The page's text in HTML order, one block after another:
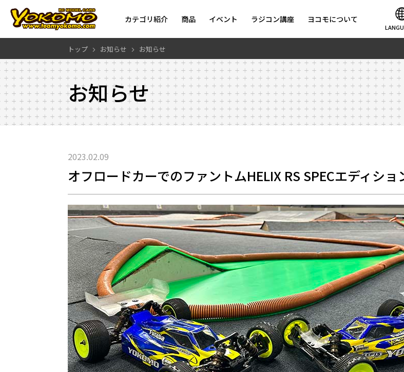
カテゴリ紹介 商品 イベント ラジコン講座 ヨコモについて
トップ お知らせ お知らせ
お知らせ
2023.02.09
オフロードカーでのファントムHELIX RS SPECエディシ